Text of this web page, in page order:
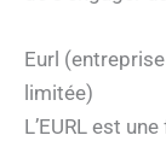
Eurl
limitée)
L’EURL est